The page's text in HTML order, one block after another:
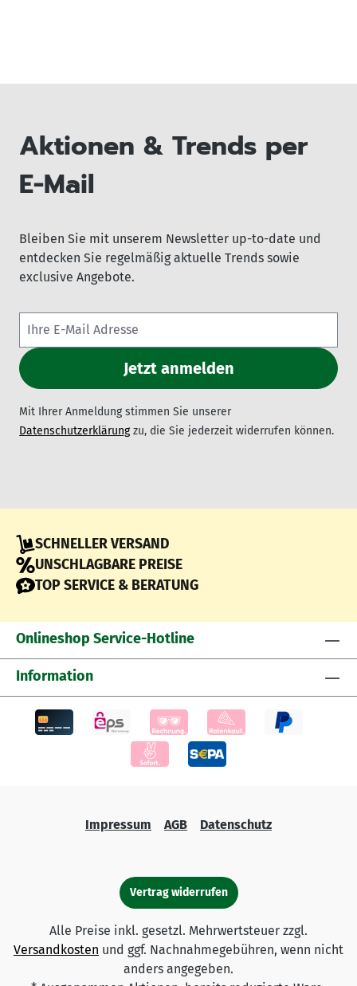
Aktionen & Trends per
E-Mail
Bleiben Sie mit unserem Newsletter up-to-date und
entdecken Sie regelmäßig aktuelle Trends sowie
exclusive Angebote.
Mit Ihrer Anmeldung stimmen Sie unserer
Datenschutzerklärungzu, die Sie jederzeit widerrufen können.
SCHNELLER VERSAND
UNSCHLAGBARE PREISE
TOP SERVICE & BERATUNG
Onlineshop Service-Hotline
Information
Impressum AGB Datenschutz
Vertrag widerrufen
Alle Preise inkl. gesetzl. Mehrwertsteuer zzgl.
Versandkosten und ggf. Nachnahmegebühren, wenn nicht
anders angegeben.